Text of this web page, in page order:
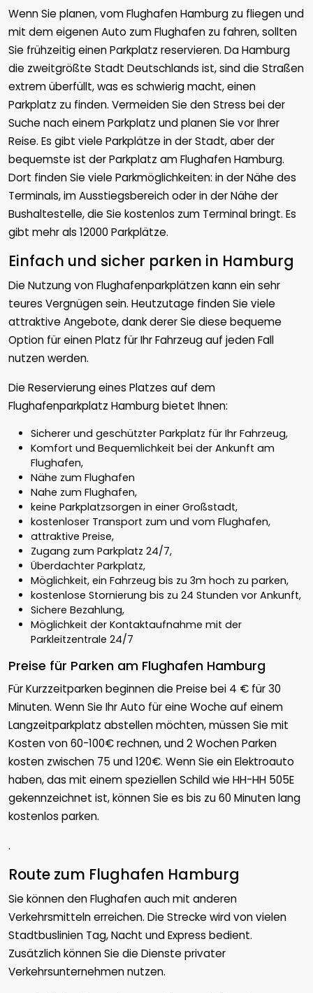
Wenn Sie planen, vom Flughafen Hamburg zu fliegen und
mit dem eigenen Auto zum Flughafen zu fahren, sollten
Sie frühzeitig einen Parkplatz reservieren. Da Hamburg
die zweitgrößte Stadt Deutschlands ist, sind die Straßen
extrem überfüllt, was es schwierig macht, einen
Parkplatz zu finden. Vermeiden Sie den Stress bei der
Suche nach einem Parkplatz und planen Sie vor Ihrer
Reise. Es gibt viele Parkplätze in der Stadt, aber der
bequemste ist der Parkplatz am Flughafen Hamburg.
Dort finden Sie viele Parkmöglichkeiten: in der Nähe des
Terminals, im Ausstiegsbereich oder in der Nähe der
Bushaltestelle, die Sie kostenlos zum Terminal bringt. Es
gibt mehr als 12000 Parkplätze.
Einfach und sicher parken in Hamburg
Die Nutzung von Flughafenparkplätzen kann ein sehr
teures Vergnügen sein. Heutzutage finden Sie viele
attraktive Angebote, dank derer Sie diese bequeme
Option für einen Platz für Ihr Fahrzeug auf jeden Fall
nutzen werden.
Die Reservierung eines Platzes auf dem
Flughafenparkplatz Hamburg bietet Ihnen:
Sicherer und geschützter Parkplatz für Ihr Fahrzeug,
Komfort und Bequemlichkeit bei der Ankunft am
Flughafen,
Nähe zum Flughafen
Nahe zum Flughafen,
keine Parkplatzsorgen in einer Großstadt,
kostenloser Transport zum und vom Flughafen,
attraktive Preise,
Zugang zum Parkplatz 24/7,
Überdachter Parkplatz,
Möglichkeit, ein Fahrzeug bis zu 3m hoch zu parken,
kostenlose Stornierung bis zu 24 Stunden vor Ankunft,
Sichere Bezahlung,
Möglichkeit der Kontaktaufnahme mit der
Parkleitzentrale 24/7
Preise für Parken am Flughafen Hamburg
Für Kurzzeitparken beginnen die Preise bei 4 € für 30
Minuten. Wenn Sie Ihr Auto für eine Woche auf einem
Langzeitparkplatz abstellen möchten, müssen Sie mit
Kosten von 60-100€ rechnen, und 2 Wochen Parken
kosten zwischen 75 und 120€. Wenn Sie ein Elektroauto
haben, das mit einem speziellen Schild wie HH-HH 505E
gekennzeichnet ist, können Sie es bis zu 60 Minuten lang
kostenlos parken.
.
Route zum Flughafen Hamburg
Sie können den Flughafen auch mit anderen
Verkehrsmitteln erreichen. Die Strecke wird von vielen
Stadtbuslinien Tag, Nacht und Express bedient.
Zusätzlich können Sie die Dienste privater
Verkehrsunternehmen nutzen.